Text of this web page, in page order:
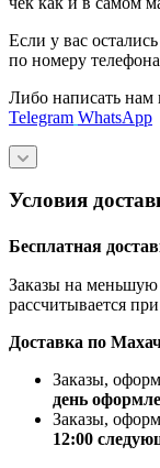
Если у вас
по номеру
Либо написать нам
Telegram WhatsApp
Условия
Бесплатная
Заказы на меньшую
рассчитывается
Доставка по
Заказы,
день
Заказы,
12:00